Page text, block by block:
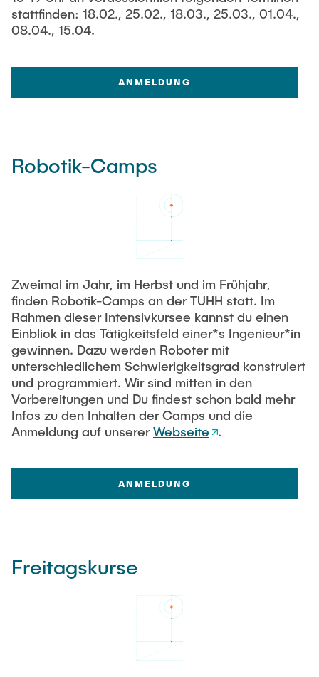
stattfinden: 18.02., 25.02., 18.03., 25.03., 01.04.,
08.04., 15.04.
ANMELDUNG
Robotik-Camps
Zweimal im Jahr, im Herbst und im Frühjahr,
finden Robotik-Camps an der TUHH statt. Im
Rahmen dieser Intensivkursee kannst du einen
Einblick in das Tätigkeitsfeld einer*s Ingenieur*in
gewinnen. Dazu werden Roboter mit
unterschiedlichem Schwierigkeitsgrad konstruiert
und programmiert. Wir sind mitten in den
Vorbereitungen und Du findest schon bald mehr
Infos zu den Inhalten der Camps und die
Anmeldung auf unsererWebseite .
ANMELDUNG
Freitagskurse